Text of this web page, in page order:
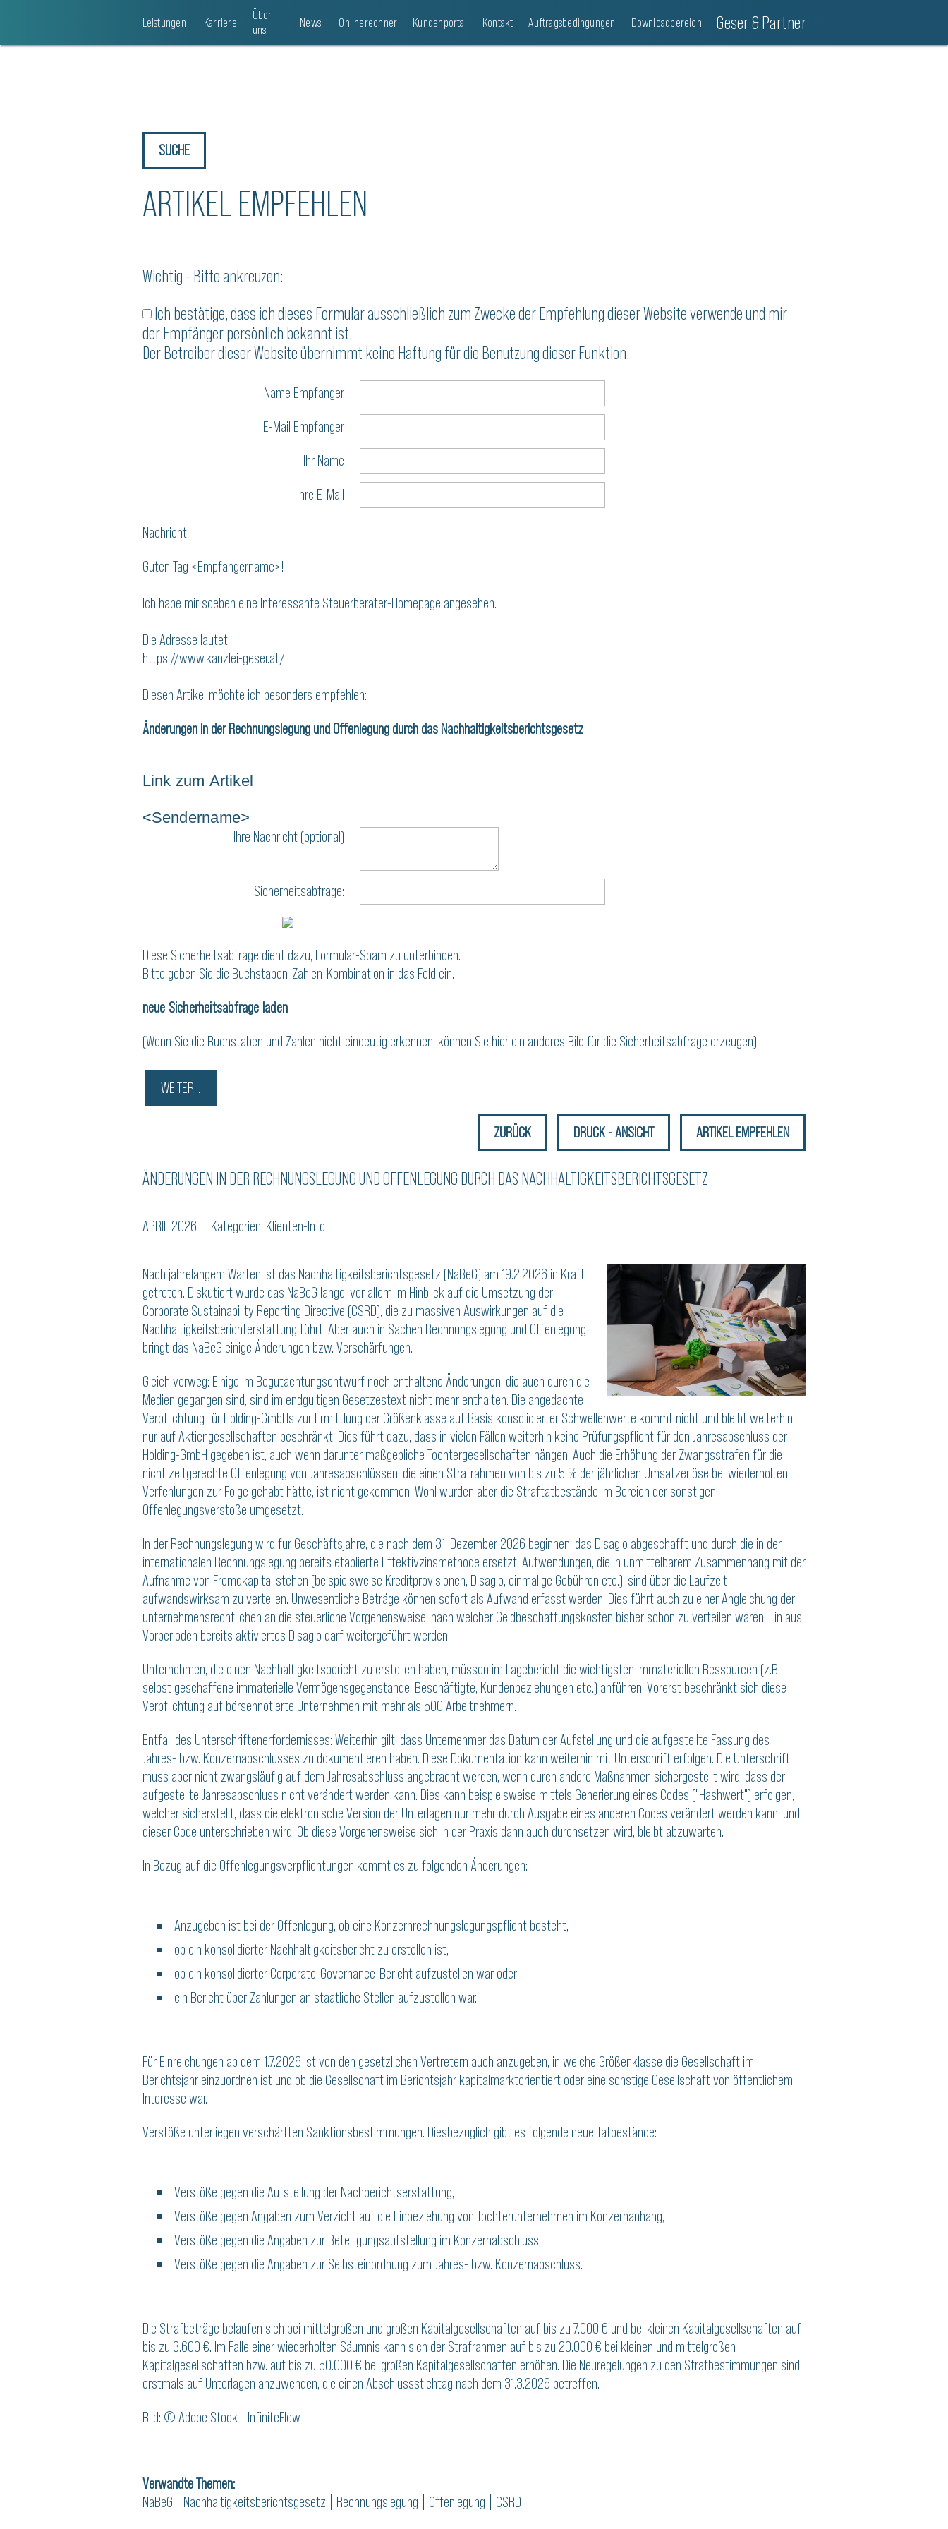
Leistungen Karriere
Über
uns
News Onlinerechner Kundenportal Kontakt Auftragsbedingungen Downloadbereich Geser & Partner
SUCHE
ARTIKEL EMPFEHLEN
Wichtig - Bitte ankreuzen:
Ich bestätige, dass ich dieses Formular ausschließlich zum Zwecke der Empfehlung dieser Website verwende und mir
der Empfänger persönlich bekannt ist.
Der Betreiber dieser Website übernimmt keine Haftung für die Benutzung dieser Funktion.
Name Empfänger
E-Mail Empfänger
Ihr Name
Ihre E-Mail
Nachricht:
Guten Tag <Empfängername>!
Ich habe mir soeben eine Interessante Steuerberater-Homepage angesehen.
Die Adresse lautet:
https://www.kanzlei-geser.at/
Diesen Artikel möchte ich besonders empfehlen:
Änderungen in der Rechnungslegung und Offenlegung durch das Nachhaltigkeits­berichts­gesetz
Link zum Artikel
<Sendername>
Ihre Nachricht (optional)
Sicherheitsabfrage:
Diese Sicherheitsabfrage dient dazu, Formular-Spam zu unterbinden.
Bitte geben Sie die Buchstaben-Zahlen-Kombination in das Feld ein.
neue Sicherheitsabfrage laden
(Wenn Sie die Buchstaben und Zahlen nicht eindeutig erkennen, können Sie hier ein anderes Bild für die Sicherheitsabfrage erzeugen)
ZURÜCK DRUCK - ANSICHT ARTIKEL EMPFEHLEN
ÄNDERUNGEN IN DER RECHNUNGSLEGUNG UND OFFENLEGUNG DURCH DAS NACHHALTIGKEITS­BERICHTS­GESETZ
APRIL 2026 Kategorien: Klienten-Info
Nach jahrelangem Warten ist das Nachhaltigkeitsberichtsgesetz (NaBeG) am 19.2.2026 in Kraft
getreten. Diskutiert wurde das NaBeG lange, vor allem im Hinblick auf die Umsetzung der
Corporate Sustainability Reporting Directive (CSRD), die zu massiven Auswirkungen auf die
Nachhaltigkeitsberichterstattung führt. Aber auch in Sachen Rechnungslegung und Offenlegung
bringt das NaBeG einige Änderungen bzw. Verschärfungen.
Gleich vorweg: Einige im Begutachtungsentwurf noch enthaltene Änderungen, die auch durch die
Medien gegangen sind, sind im endgültigen Gesetzestext nicht mehr enthalten. Die angedachte
Verpflichtung für Holding-GmbHs zur Ermittlung der Größenklasse auf Basis konsolidierter Schwellenwerte kommt nicht und bleibt weiterhin
nur auf Aktiengesellschaften beschränkt. Dies führt dazu, dass in vielen Fällen weiterhin keine Prüfungspflicht für den Jahresabschluss der
Holding-GmbH gegeben ist, auch wenn darunter maßgebliche Tochtergesellschaften hängen. Auch die Erhöhung der Zwangsstrafen für die
nicht zeitgerechte Offenlegung von Jahresabschlüssen, die einen Strafrahmen von bis zu 5 % der jährlichen Umsatzerlöse bei wiederholten
Verfehlungen zur Folge gehabt hätte, ist nicht gekommen. Wohl wurden aber die Straftatbestände im Bereich der sonstigen
Offenlegungsverstöße umgesetzt.
In der Rechnungslegung wird für Geschäftsjahre, die nach dem 31. Dezember 2026 beginnen, das Disagio abgeschafft und durch die in der
internationalen Rechnungslegung bereits etablierte Effektivzinsmethode ersetzt. Aufwendungen, die in unmittelbarem Zusammenhang mit der
Aufnahme von Fremdkapital stehen (beispielsweise Kreditprovisionen, Disagio, einmalige Gebühren etc.), sind über die Laufzeit
aufwandswirksam zu verteilen. Unwesentliche Beträge können sofort als Aufwand erfasst werden. Dies führt auch zu einer Angleichung der
unternehmensrechtlichen an die steuerliche Vorgehensweise, nach welcher Geldbeschaffungskosten bisher schon zu verteilen waren. Ein aus
Vorperioden bereits aktiviertes Disagio darf weitergeführt werden.
Unternehmen, die einen Nachhaltigkeitsbericht zu erstellen haben, müssen im Lagebericht die wichtigsten immateriellen Ressourcen (z.B.
selbst geschaffene immaterielle Vermögensgegenstände, Beschäftigte, Kundenbeziehungen etc.) anführen. Vorerst beschränkt sich diese
Verpflichtung auf börsennotierte Unternehmen mit mehr als 500 Arbeitnehmern.
Entfall des Unterschriftenerfordernisses: Weiterhin gilt, dass Unternehmer das Datum der Aufstellung und die aufgestellte Fassung des
Jahres- bzw. Konzernabschlusses zu dokumentieren haben. Diese Dokumentation kann weiterhin mit Unterschrift erfolgen. Die Unterschrift
muss aber nicht zwangsläufig auf dem Jahresabschluss angebracht werden, wenn durch andere Maßnahmen sichergestellt wird, dass der
aufgestellte Jahresabschluss nicht verändert werden kann. Dies kann beispielsweise mittels Generierung eines Codes ("Hashwert") erfolgen,
welcher sicherstellt, dass die elektronische Version der Unterlagen nur mehr durch Ausgabe eines anderen Codes verändert werden kann, und
dieser Code unterschrieben wird. Ob diese Vorgehensweise sich in der Praxis dann auch durchsetzen wird, bleibt abzuwarten.
In Bezug auf die Offenlegungsverpflichtungen kommt es zu folgenden Änderungen:
Anzugeben ist bei der Offenlegung, ob eine Konzernrechnungslegungspflicht besteht,
ob ein konsolidierter Nachhaltigkeitsbericht zu erstellen ist,
ob ein konsolidierter Corporate-Governance-Bericht aufzustellen war oder
ein Bericht über Zahlungen an staatliche Stellen aufzustellen war.
Für Einreichungen ab dem 1.7.2026 ist von den gesetzlichen Vertretern auch anzugeben, in welche Größenklasse die Gesellschaft im
Berichtsjahr einzuordnen ist und ob die Gesellschaft im Berichtsjahr kapitalmarktorientiert oder eine sonstige Gesellschaft von öffentlichem
Interesse war.
Verstöße unterliegen verschärften Sanktionsbestimmungen. Diesbezüglich gibt es folgende neue Tatbestände:
Verstöße gegen die Aufstellung der Nachberichtserstattung,
Verstöße gegen Angaben zum Verzicht auf die Einbeziehung von Tochterunternehmen im Konzernanhang,
Verstöße gegen die Angaben zur Beteiligungsaufstellung im Konzernabschluss,
Verstöße gegen die Angaben zur Selbsteinordnung zum Jahres- bzw. Konzernabschluss.
Die Strafbeträge belaufen sich bei mittelgroßen und großen Kapitalgesellschaften auf bis zu 7.000 € und bei kleinen Kapitalgesellschaften auf
bis zu 3.600 €. Im Falle einer wiederholten Säumnis kann sich der Strafrahmen auf bis zu 20.000 € bei kleinen und mittelgroßen
Kapitalgesellschaften bzw. auf bis zu 50.000 € bei großen Kapitalgesellschaften erhöhen. Die Neuregelungen zu den Strafbestimmungen sind
erstmals auf Unterlagen anzuwenden, die einen Abschlussstichtag nach dem 31.3.2026 betreffen.
Bild: © Adobe Stock - InfiniteFlow
Verwandte Themen:
NaBeG
Nachhaltigkeitsberichtsgesetz Rechnungslegung Offenlegung
CSRD